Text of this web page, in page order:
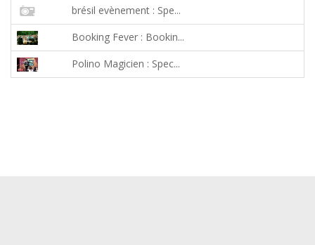
brésil evènement : Spe...
Booking Fever : Bookin...
Polino Magicien : Spec...